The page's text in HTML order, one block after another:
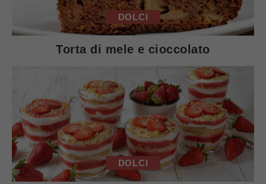
DOLCI
Torta di mele e cioccolato
DOLCI